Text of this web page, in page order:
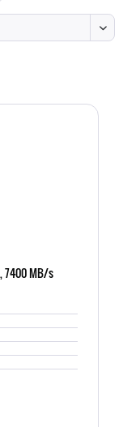
7400 MB/s